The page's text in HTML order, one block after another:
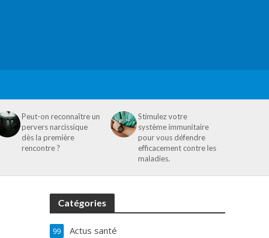
Peut-on reconnaître un
pervers narcissique
dès la première
rencontre ?
Stimulez votre
système immunitaire
pour vous défendre
efficacement contre les
maladies.
Catégories
Actus santé
99